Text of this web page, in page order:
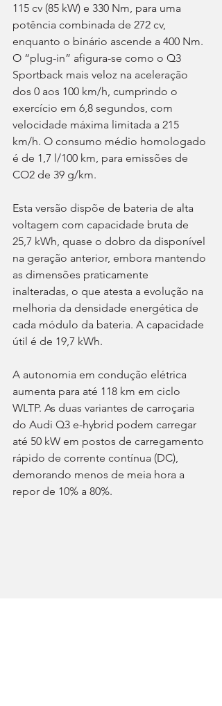
115 cv (85 kW) e 330 Nm, para uma
potência combinada de 272 cv,
enquanto o binário ascende a 400 Nm.
O “plug-in” afigura-se como o Q3
Sportback mais veloz na aceleração
dos 0 aos 100 km/h, cumprindo o
exercício em 6,8 segundos, com
velocidade máxima limitada a 215
km/h. O consumo médio homologado
é de 1,7 l/100 km, para emissões de
CO2 de 39 g/km.
Esta versão dispõe de bateria de alta
voltagem com capacidade bruta de
25,7 kWh, quase o dobro da disponível
na geração anterior, embora mantendo
as dimensões praticamente
inalteradas, o que atesta a evolução na
melhoria da densidade energética de
cada módulo da bateria. A capacidade
útil é de 19,7 kWh.
A autonomia em condução elétrica
aumenta para até 118 km em ciclo
WLTP. As duas variantes de carroçaria
do Audi Q3 e-hybrid podem carregar
até 50 kW em postos de carregamento
rápido de corrente contínua (DC),
demorando menos de meia hora a
repor de 10% a 80%.